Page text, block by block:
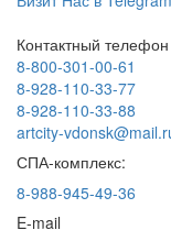
Контактный телефон
8-800-301-00-61
8-928-110-33-77
8-928-110-33-88
artcity-
СПА-комплекс:
8-988-945-49-36
E-mail